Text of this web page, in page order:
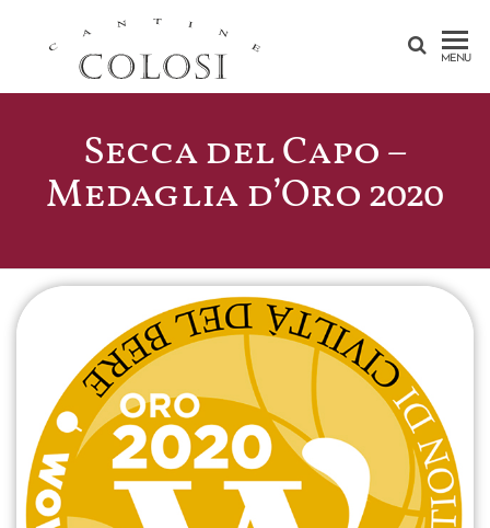
CANTINE
COLOSI –
SICILY –
AEOLIAN
ISLAND
MENU
Secca del Capo –
Medaglia d’Oro 2020